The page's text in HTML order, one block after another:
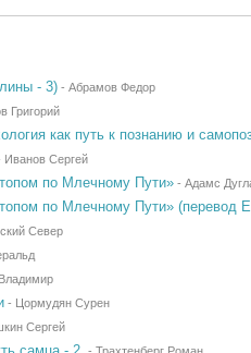
- 3)- Абрамов Федор
Григорий
как путь к познанию и
Иванов Сергей
по Млечному Пути»- Адамс
по Млечному Пути» (перевод
Север
- Цормудян Сурен
Сергей